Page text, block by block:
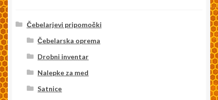
Čebelarjevi pripomočki
Čebelarska oprema
Drobni inventar
Nalepke za med
Satnice